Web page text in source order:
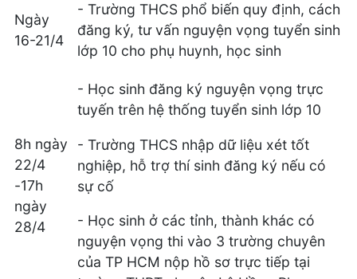
Ngày
16-21/4
- Trường THCS phổ biến quy định, cách
đăng ký, tư vấn nguyện vọng tuyển sinh
lớp 10 cho phụ huynh, học sinh
8h ngày
22/4
-17h
ngày
28/4
- Học sinh đăng ký nguyện vọng trực
tuyến trên hệ thống tuyển sinh lớp 10
- Trường THCS nhập dữ liệu xét tốt
nghiệp, hỗ trợ thí sinh đăng ký nếu có
sự cố
- Học sinh ở các tỉnh, thành khác có
nguyện vọng thi vào 3 trường chuyên
của TP HCM nộp hồ sơ trực tiếp tại